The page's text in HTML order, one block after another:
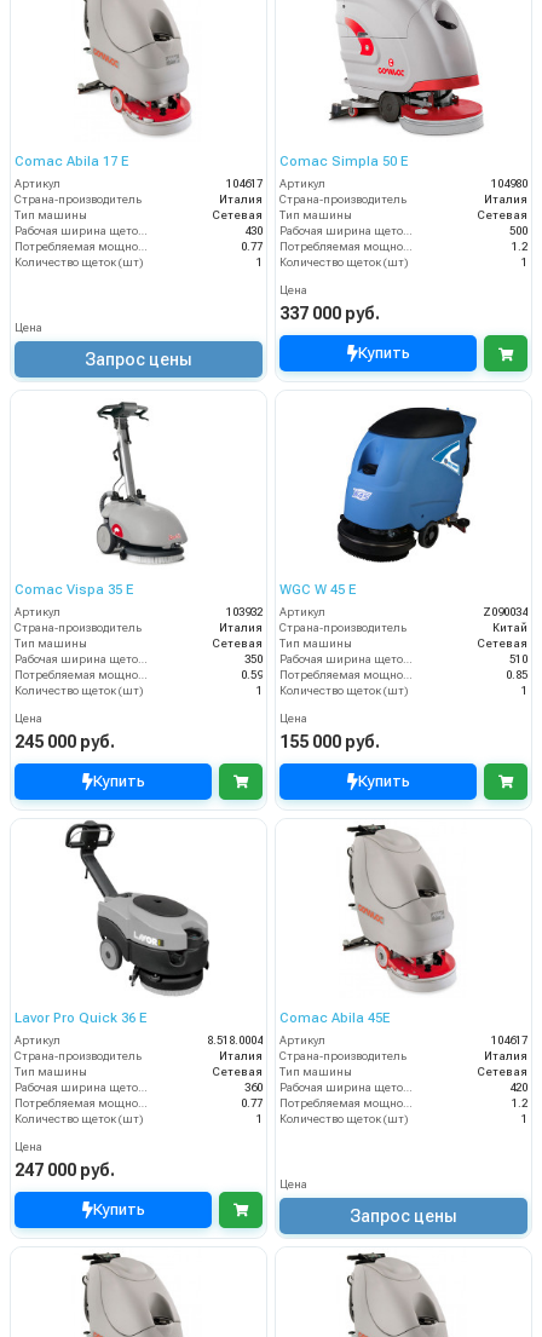
Comac Abila 17 E
Артикул
104617
Страна-производитель
Италия
Тип машины
Сетевая
Рабочая ширина щеток (мм)
430
Потребляемая мощность (кВт)
0.77
Количество щеток (шт)
1
Цена
Запрос цены
Comac Simpla 50 E
Артикул
104980
Страна-производитель
Италия
Тип машины
Сетевая
Рабочая ширина щеток (мм)
500
Потребляемая мощность (кВт)
1.2
Количество щеток (шт)
1
Цена
337 000 руб.
Купить
Comac Vispa 35 Е
Артикул
103932
Страна-производитель
Италия
Тип машины
Сетевая
350
0.59
Количество щеток (шт)
1
Цена
245 000 руб.
Купить
WGC W 45 E
Артикул
Z090034
Страна-производитель
Китай
Тип машины
Сетевая
510
0.85
Количество щеток (шт)
1
Цена
155 000 руб.
Купить
Lavor Pro Quick 36 E
Артикул
8.518.0004
Страна-производитель
Италия
Тип машины
Сетевая
360
0.77
Количество щеток (шт)
1
Цена
247 000 руб.
Купить
Comac Abila 45E
Артикул
104617
Страна-производитель
Италия
Тип машины
Сетевая
420
1.2
Количество щеток (шт)
1
Цена
Запрос цены